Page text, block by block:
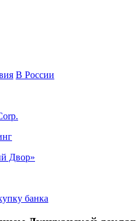
В России
Двор»
банка